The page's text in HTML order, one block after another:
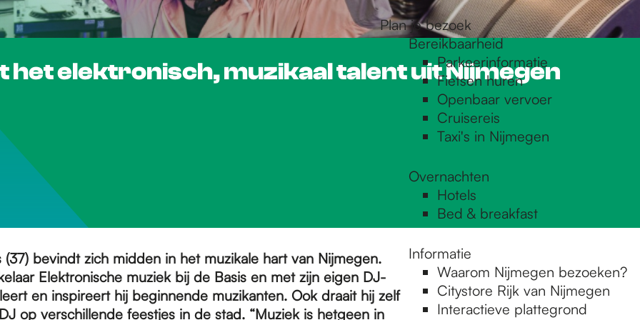
Plan je bezoek
Bereikbaarheid
Parkeerinformatie
Fietsen huren
Openbaar vervoer
Cruisereis
Taxi's in Nijmegen
Overnachten
Hotels
Bed & breakfast
Informatie
Waarom Nijmegen bezoeken?
Citystore Rijk van Nijmegen
Interactieve plattegrond
elektronisch, muzikaal talent uit Nijmegen
(37) bevindt zich midden in het muzikale hart van Nijmegen.
Elektronische muziek bij de Basis en met zijn eigen DJ-
en inspireert hij beginnende muzikanten. Ook draait hij zelf
op verschillende feestjes in de stad. “Muziek is hetgeen in